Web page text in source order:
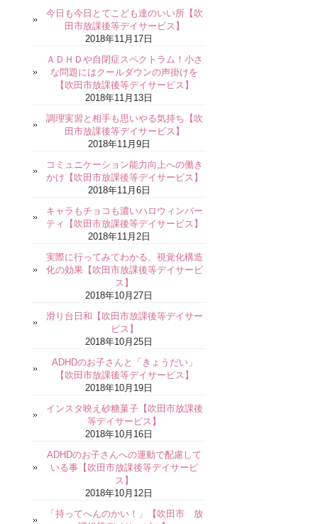
今日も今日とてこども達のいい所【吹
田市放課後等デイサービス】
2018年11月17日
ＡＤＨＤや自閉症スペクトラム！小さ
な問題にはクールダウンの声掛けを
【吹田市放課後等デイサービス】
2018年11月13日
調理実習と相手も思いやる気持ち【吹
田市放課後等デイサービス】
2018年11月9日
コミュニケーション能力向上への働き
かけ【吹田市放課後等デイサービス】
2018年11月6日
キャラもチョコも濃いハロウィンパー
ティ【吹田市放課後等デイサービス】
2018年11月2日
実際に行ってみてわかる、視覚化構造
化の効果【吹田市放課後等デイサービ
ス】
2018年10月27日
滑り台日和【吹田市放課後等デイサー
ビス】
2018年10月25日
ADHDのお子さんと「きょうだい」
【吹田市放課後等デイサービス】
2018年10月19日
インスタ映え砂糖菓子【吹田市放課後
等デイサービス】
2018年10月16日
ADHDのお子さんへの運動で配慮して
いる事【吹田市放課後等デイサービ
ス】
2018年10月12日
「持ってへんのかい！」【吹田市 放